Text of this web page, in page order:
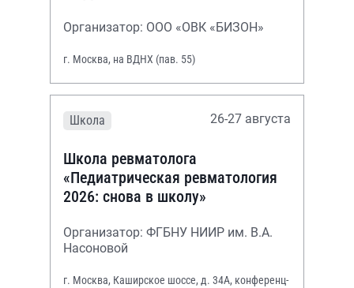
Организатор: ООО «ОВК «БИЗОН»
г. Москва, на ВДНХ (пав. 55)
Школа 26-27 августа
Школа ревматолога
«Педиатрическая ревматология
2026: снова в школу»
Организатор: ФГБНУ НИИР им. В.А.
Насоновой
г. Москва, Каширское шоссе, д. 34А, конференц-